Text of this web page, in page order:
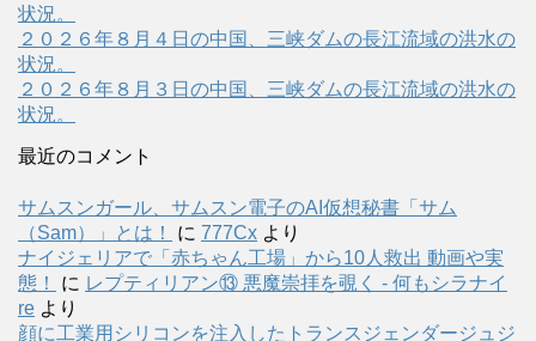
状況。
２０２６年８月４日の中国、三峡ダムの長江流域の洪水の
状況。
２０２６年８月３日の中国、三峡ダムの長江流域の洪水の
状況。
最近のコメント
サムスンガール、サムスン電子のAI仮想秘書「サム
（Sam）」とは！
に 777Cx より
ナイジェリアで「赤ちゃん工場」から10人救出 動画や実
態！
に レプティリアン⑬ 悪魔崇拝を覗く - 何もシラナイ
re より
顔に工業用シリコンを注入したトランスジェンダージュジ